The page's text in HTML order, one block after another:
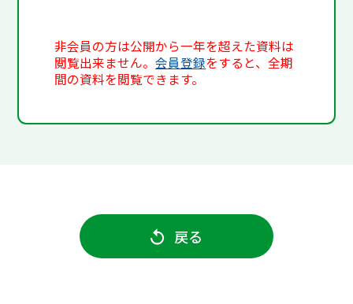
非会員の方は公開から一年を超えた資料は
閲覧出来ません。会員登録をすると、全期
間の資料を閲覧できます。
戻る